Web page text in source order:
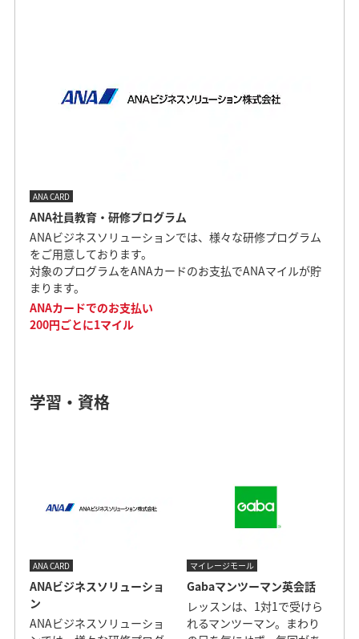
ANA CARD
ANA社員教育・研修プログラム
ANAビジネスソリューションでは、様々な研修プログラム
をご用意しております。
対象のプログラムをANAカードのお支払でANAマイルが貯
まります。
ANAカードでのお支払い
200円ごとに1マイル
学習・資格
ANA CARD
ANAビジネスソリューショ
ン
ANAビジネスソリューショ
マイレージモール
Gabaマンツーマン英会話
レッスンは、1対1で受けら
れるマンツーマン。まわり